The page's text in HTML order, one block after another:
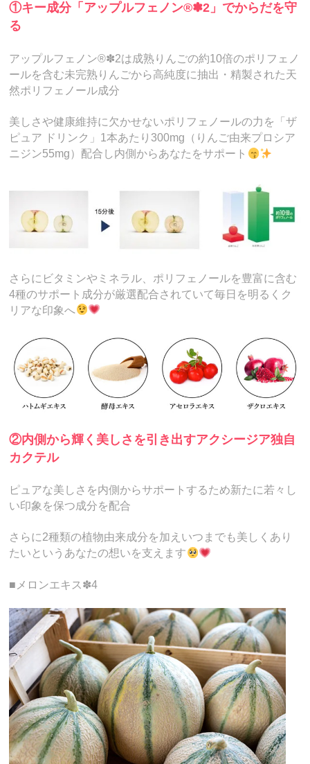
①キー成分「アップルフェノン®✽2」でからだを守
る
アップルフェノン®✽2は成熟りんごの約10倍のポリフェノ
ールを含む未完熟りんごから高純度に抽出・精製された天
然ポリフェノール成分
美しさや健康維持に欠かせないポリフェノールの力を「ザ
ピュア ドリンク」1本あたり300mg（りんご由来プロシア
ニジン55mg）配合し内側からあなたをサポート
さらにビタミンやミネラル、ポリフェノールを豊富に含む
4種のサポート成分が厳選配合されていて毎日を明るくク
リアな印象へ
②内側から輝く美しさを引き出すアクシージア独自
カクテル
ピュアな美しさを内側からサポートするため新たに若々し
い印象を保つ成分を配合
さらに2種類の植物由来成分を加えいつまでも美しくあり
たいというあなたの想いを支えます
■メロンエキス✽4